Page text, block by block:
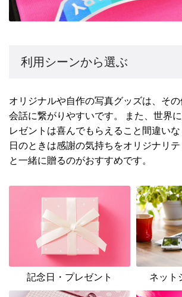
利用シーンから選ぶ
オリジナルや自作の写真グッズは、そ
会話に繋がりやすいです。 また、世界
レゼントは喜んでもらえること間違い
日のときは感謝の気持ちをオリジナリ
と一緒に贈るのがおすすめです。
記念日・プレゼント ネット